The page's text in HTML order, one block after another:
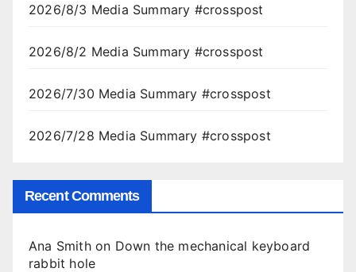
2026/8/3 Media Summary #crosspost
2026/8/2 Media Summary #crosspost
2026/7/30 Media Summary #crosspost
2026/7/28 Media Summary #crosspost
Recent Comments
Ana Smithon Down the mechanical keyboard
rabbit hole